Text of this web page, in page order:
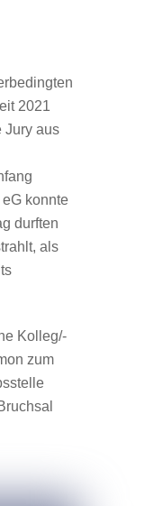
2021
Jury aus
konnte
durften
als
Kolleg/-
zum